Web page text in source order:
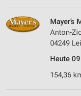
Mayer’s
Anton-
04249
Heute
154,36
personalisierter
Erstellung von
von Inhalten
Verwendung von
personalisierter